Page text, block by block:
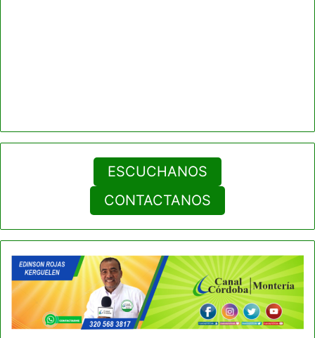
ESCUCHANOS
CONTACTANOS